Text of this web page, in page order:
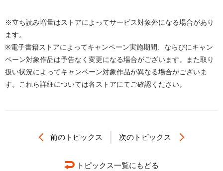
※立ち読み増量はストアによってサービス対象外になる場合があり
ます。
※電子書籍ストアによってキャンペーン実施期間、ならびにキャン
ペーン対象作品は予告なく変更になる場合がございます。また取り
扱い状況によってキャンペーン対象作品が異なる場合がございま
す。これら詳細については各ストアにてご確認ください。
前のトピックス 次のトピックス
トピックス一覧にもどる